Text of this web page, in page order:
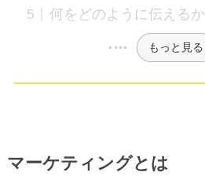
何をどのように伝えるか
もっと見る
マーケティングとは